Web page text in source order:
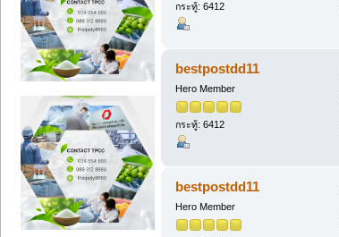
กระทู้: 6412
bestpostdd11
Hero Member
กระทู้: 6412
bestpostdd11
Hero Member